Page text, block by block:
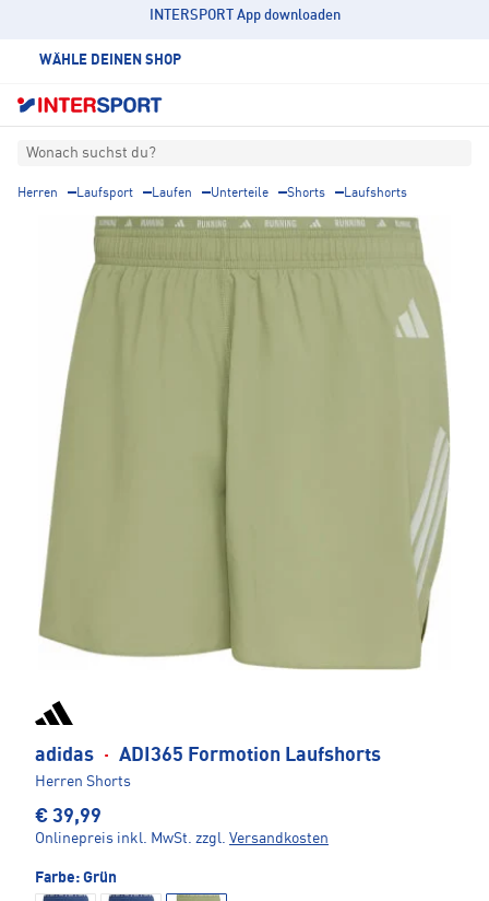
INTERSPORT App downloaden
WÄHLE DEINEN SHOP
Wonach suchst du?
Herren Laufsport Laufen Unterteile Shorts Laufshorts
adidas · ADI365 Formotion Laufshorts
Herren Shorts
€ 39,99
Onlinepreis inkl. MwSt. zzgl. Versandkosten
Farbe: Grün